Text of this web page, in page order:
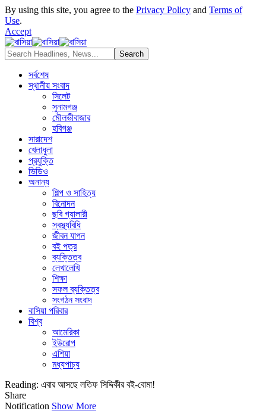
By using this site, you agree to the Privacy Policy and Terms of
Use.
Accept
সর্বশেষ
স্থানীয় সংবাদ
সিলেট
সুনামগঞ্জ
মৌলভীবাজার
হবিগঞ্জ
সারাদেশ
খেলাধুলা
প্রযুক্তি
ভিডিও
অনান্য
শিল্প ও সাহিত্য
বিনোদন
ছবি গ্যালারী
স্বস্থ্যবিধি
জীবন যাপন
বই পত্র
ব্যক্তিত্ব
লেখালেখি
শিক্ষা
সফল ব্যক্তিত্ব
সংগঠন সংবাদ
বাসিয়া পরিবার
বিশ্ব
আমেরিকা
ইউরোপ
এশিয়া
মধ্যপাচ্য
Reading: এবার আসছে লতিফ সিদ্দিকীর বই-বোমা!
Share
Notification Show More